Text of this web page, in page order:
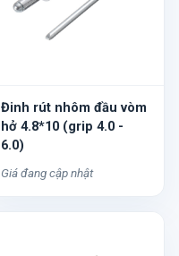
Đinh rút nhôm đầu vòm
hở 4.8*10 (grip 4.0 -
6.0)
Giá đang cập nhật